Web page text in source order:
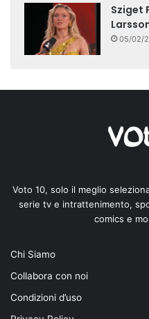
Sziget
05/02/
Voto 10, solo il meglio
serie tv e intrattenimento,
comics e
Chi Siamo
Collabora con noi
Condizioni d’uso